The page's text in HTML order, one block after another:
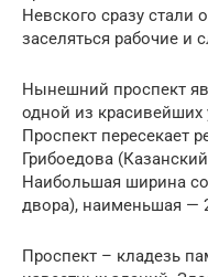
Невского сразу
заселяться рабочие и
Нынешний проспект
одной из
Проспект пересекает
Грибоедова
Наибольшая ширина
двора), наименьшая —
Проспект – кладезь